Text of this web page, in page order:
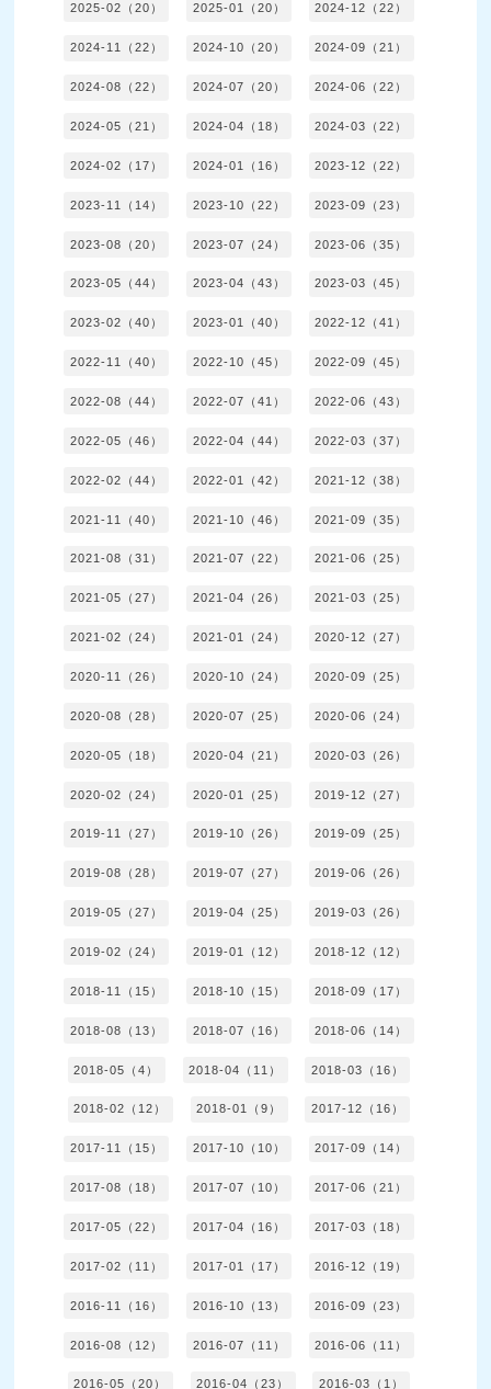
2025-02（20） 2025-01（20） 2024-12（22）
2024-11（22） 2024-10（20） 2024-09（21）
2024-08（22） 2024-07（20） 2024-06（22）
2024-05（21） 2024-04（18） 2024-03（22）
2024-02（17） 2024-01（16） 2023-12（22）
2023-11（14） 2023-10（22） 2023-09（23）
2023-08（20） 2023-07（24） 2023-06（35）
2023-05（44） 2023-04（43） 2023-03（45）
2023-02（40） 2023-01（40） 2022-12（41）
2022-11（40） 2022-10（45） 2022-09（45）
2022-08（44） 2022-07（41） 2022-06（43）
2022-05（46） 2022-04（44） 2022-03（37）
2022-02（44） 2022-01（42） 2021-12（38）
2021-11（40） 2021-10（46） 2021-09（35）
2021-08（31） 2021-07（22） 2021-06（25）
2021-05（27） 2021-04（26） 2021-03（25）
2021-02（24） 2021-01（24） 2020-12（27）
2020-11（26） 2020-10（24） 2020-09（25）
2020-08（28） 2020-07（25） 2020-06（24）
2020-05（18） 2020-04（21） 2020-03（26）
2020-02（24） 2020-01（25） 2019-12（27）
2019-11（27） 2019-10（26） 2019-09（25）
2019-08（28） 2019-07（27） 2019-06（26）
2019-05（27） 2019-04（25） 2019-03（26）
2019-02（24） 2019-01（12） 2018-12（12）
2018-11（15） 2018-10（15） 2018-09（17）
2018-08（13） 2018-07（16） 2018-06（14）
2018-05（4） 2018-04（11） 2018-03（16）
2018-02（12） 2018-01（9） 2017-12（16）
2017-11（15） 2017-10（10） 2017-09（14）
2017-08（18） 2017-07（10） 2017-06（21）
2017-05（22） 2017-04（16） 2017-03（18）
2017-02（11） 2017-01（17） 2016-12（19）
2016-11（16） 2016-10（13） 2016-09（23）
2016-08（12） 2016-07（11） 2016-06（11）
2016-05（20） 2016-04（23） 2016-03（1）